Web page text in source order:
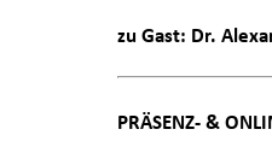
zu Gast: Dr.
PRÄSENZ- &